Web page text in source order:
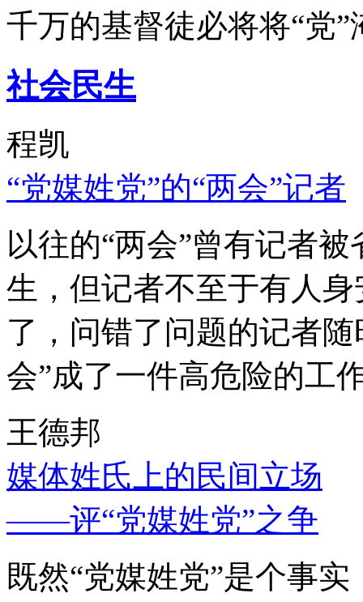
千万的基督徒必将将“党”
社会民生
程凯
“党媒姓党”的“两会”记者
以往的“两会”曾有记者
生，但记者不至于有人
了，问错了问题的记者
会”成了一件高危险的工
王德邦
媒体姓氏上的民间立场
——评“党媒姓党”之争
既然“党媒姓党”是个事